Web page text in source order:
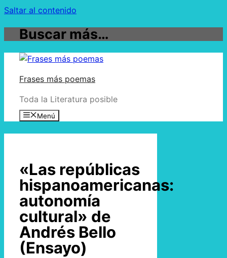
Saltar al contenido
Buscar más…
Frases más poemas
Toda la Literatura posible
Menú
«Las repúblicas
hispanoamericanas:
autonomía
cultural» de
Andrés Bello
(Ensayo)